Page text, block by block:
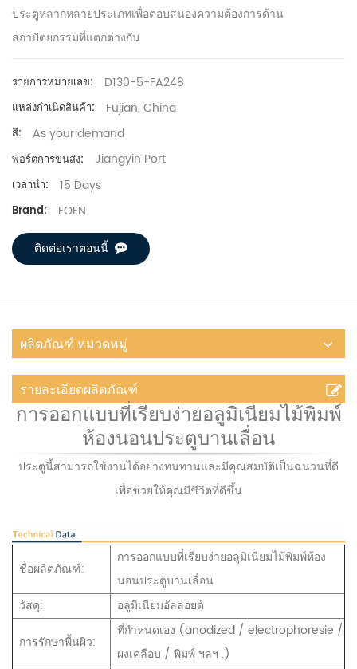
ประตูหลากหลายประเภทเพื่อตอบสนองความต้องการด้าน
สถาปัตยกรรมที่แตกต่างกัน
รายการหมายเลข: D130-5-FA248
แหล่งกำเนิดสินค้า: Fujian, China
สี: As your demand
พอร์ตการขนส่ง: Jiangyin Port
เวลานำ: 15 Days
Brand: FOEN
ติดต่อเราตอนนี้
ผลิตภัณฑ์ หมวดหมู่
รายละเอียดผลิตภัณฑ์
การออกแบบที่เรียบง่ายอลูมิเนียมไม้พิมพ์
ห้องนอนประตูบานเลื่อน
ประตูนี้สามารถใช้งานได้อย่างทนทานและมีคุณสมบัติเป็นฉนวนที่ดี
เพื่อช่วยให้คุณมีชีวิตที่ดีขึ้น
ชื่อผลิตภัณฑ์:
การออกแบบที่เรียบง่ายอลูมิเนียมไม้พิมพ์ห้อง
นอนประตูบานเลื่อน
วัสดุ:
อลูมิเนียมอัลลอยด์
การรักษาพื้นผิว:
ที่กำหนดเอง (anodized / electrophoresie /
ผงเคลือบ / พิมพ์ ฯลฯ .)